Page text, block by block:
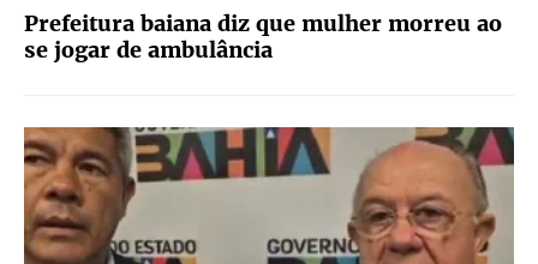
Prefeitura baiana diz que mulher morreu ao
se jogar de ambulância